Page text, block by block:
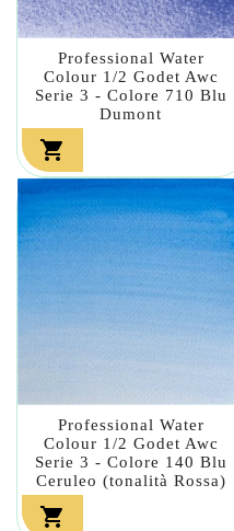
Professional Water
Colour 1/2 Godet Awc
Serie 3 - Colore 710 Blu
Dumont

Professional Water
Colour 1/2 Godet Awc
Serie 3 - Colore 140 Blu
Ceruleo (tonalità Rossa)
